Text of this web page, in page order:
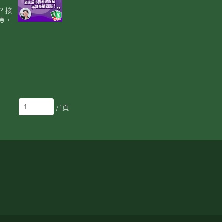
接
，
/1頁